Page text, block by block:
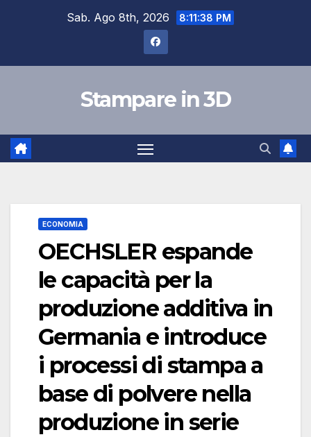
Sab. Ago 8th, 2026 8:11:38 PM
Stampare in 3D
ECONOMIA
OECHSLER espande
le capacità per la
produzione additiva in
Germania e introduce
i processi di stampa a
base di polvere nella
produzione in serie